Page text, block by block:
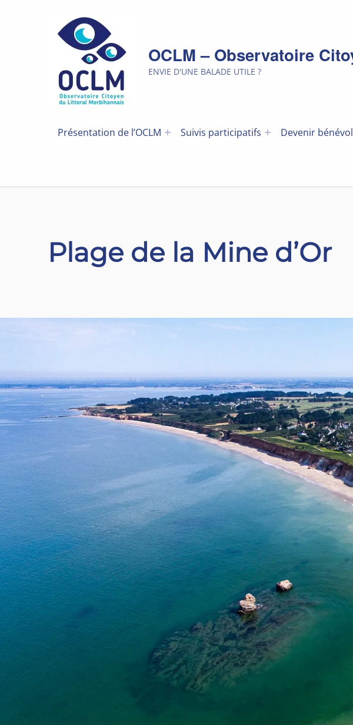
OCLM – Observatoire
ENVIE D'UNE BALADE UTILE ?
Présentation de l’OCLM Suivis participatifs Devenir
Plage de la Mine d’Or